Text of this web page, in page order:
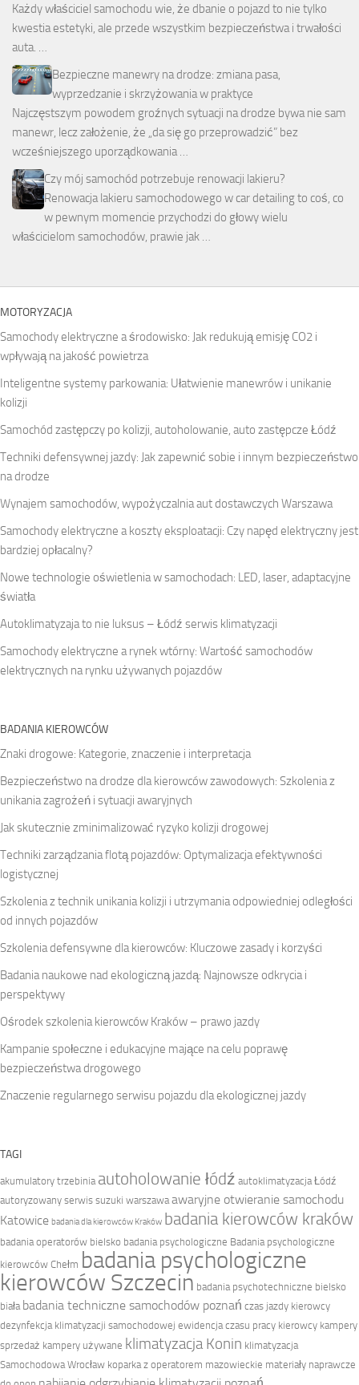
Każdy właściciel samochodu wie, że dbanie o pojazd to nie tylko
kwestia estetyki, ale przede wszystkim bezpieczeństwa i trwałości
auta. …
Bezpieczne manewry na drodze: zmiana pasa,
wyprzedzanie i skrzyżowania w praktyce
Najczęstszym powodem groźnych sytuacji na drodze bywa nie sam
manewr, lecz założenie, że „da się go przeprowadzić” bez
wcześniejszego uporządkowania …
Czy mój samochód potrzebuje renowacji lakieru?
Renowacja lakieru samochodowego w car detailing to coś, co
w pewnym momencie przychodzi do głowy wielu
właścicielom samochodów, prawie jak …
MOTORYZACJA
Samochody elektryczne a środowisko: Jak redukują emisję CO2 i
wpływają na jakość powietrza
Inteligentne systemy parkowania: Ułatwienie manewrów i unikanie
kolizji
Samochód zastępczy po kolizji, autoholowanie, auto zastępcze Łódź
Techniki defensywnej jazdy: Jak zapewnić sobie i innym bezpieczeństwo
na drodze
Wynajem samochodów, wypożyczalnia aut dostawczych Warszawa
Samochody elektryczne a koszty eksploatacji: Czy napęd elektryczny jest
bardziej opłacalny?
Nowe technologie oświetlenia w samochodach: LED, laser, adaptacyjne
światła
Autoklimatyzaja to nie luksus – Łódź serwis klimatyzacji
Samochody elektryczne a rynek wtórny: Wartość samochodów
elektrycznych na rynku używanych pojazdów
BADANIA KIEROWCÓW
Znaki drogowe: Kategorie, znaczenie i interpretacja
Bezpieczeństwo na drodze dla kierowców zawodowych: Szkolenia z
unikania zagrożeń i sytuacji awaryjnych
Jak skutecznie zminimalizować ryzyko kolizji drogowej
Techniki zarządzania flotą pojazdów: Optymalizacja efektywności
logistycznej
Szkolenia z technik unikania kolizji i utrzymania odpowiedniej odległości
od innych pojazdów
Szkolenia defensywne dla kierowców: Kluczowe zasady i korzyści
Badania naukowe nad ekologiczną jazdą: Najnowsze odkrycia i
perspektywy
Ośrodek szkolenia kierowców Kraków – prawo jazdy
Kampanie społeczne i edukacyjne mające na celu poprawę
bezpieczeństwa drogowego
Znaczenie regularnego serwisu pojazdu dla ekologicznej jazdy
TAGI
akumulatory trzebinia autoholowanie łódź autoklimatyzacja Łódź
autoryzowany serwis suzuki warszawaawaryjne otwieranie samochodu
Katowice badania dla kierowców Kraków badania kierowców kraków
badania operatorów bielsko badania psychologiczne Badania psychologiczne
kierowców Chełm badania psychologiczne
kierowców Szczecin badania psychotechniczne bielsko
biała badania techniczne samochodów poznań czas jazdy kierowcy
dezynfekcja klimatyzacji samochodowej ewidencja czasu pracy kierowcy kampery
sprzedaż kampery używane klimatyzacja Konin klimatyzacja
Samochodowa Wrocław koparka z operatorem mazowieckie materiały naprawcze